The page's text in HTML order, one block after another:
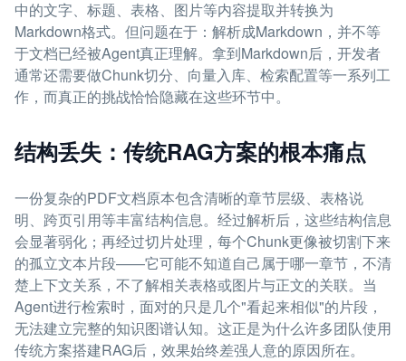
中的文字、标题、表格、图片等内容提取并转换为
Markdown格式。但问题在于：解析成Markdown，并不等
于文档已经被Agent真正理解。拿到Markdown后，开发者
通常还需要做Chunk切分、向量入库、检索配置等一系列工
作，而真正的挑战恰恰隐藏在这些环节中。
结构丢失：传统RAG方案的根本痛点
一份复杂的PDF文档原本包含清晰的章节层级、表格说
明、跨页引用等丰富结构信息。经过解析后，这些结构信息
会显著弱化；再经过切片处理，每个Chunk更像被切割下来
的孤立文本片段——它可能不知道自己属于哪一章节，不清
楚上下文关系，不了解相关表格或图片与正文的关联。当
Agent进行检索时，面对的只是几个"看起来相似"的片段，
无法建立完整的知识图谱认知。这正是为什么许多团队使用
传统方案搭建RAG后，效果始终差强人意的原因所在。